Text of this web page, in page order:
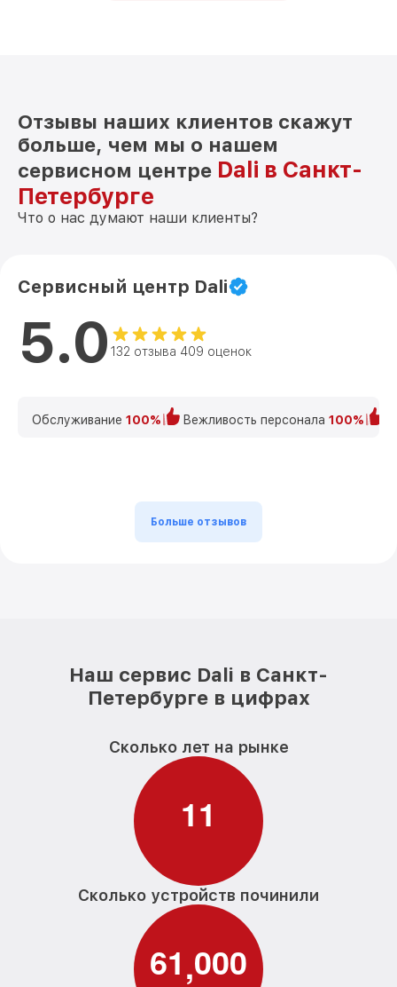
Отзывы наших клиентов скажут
больше, чем мы о нашем
сервисном центре Dali в Санкт-
Петербурге
Что о нас думают наши клиенты?
Сервисный центр Dali
5.0 132 отзыва 409 оценок
Обслуживание 100% Вежливость персонала 100%
Больше отзывов
Наш сервис Dali в Санкт-
Петербурге в цифрах
Сколько лет на рынке
11
Сколько устройств починили
61,000